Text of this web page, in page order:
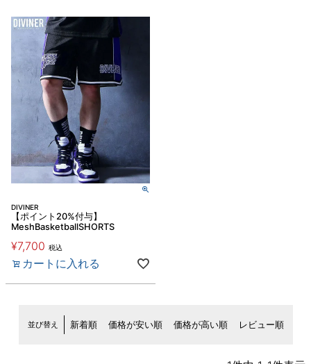
DIVINER
【ポイント20%付与】
MeshBasketballSHORTS
¥7,700 税込
カートに入れる
並び替え 新着順 価格が安い順 価格が高い順 レビュー順